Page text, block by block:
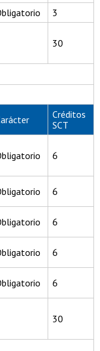
3
30
Créditos
SCT
6
6
6
6
6
30